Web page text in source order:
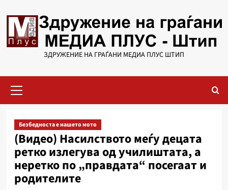
to
content
ЗДРУЖЕНИЕ НА ГРАЃАНИ МЕДИА ПЛУС ШТИП
Menu
Безбедноста е нашето мото
(Видео) Насилството меѓу децата
ретко излегува од училиштата, а
неретко по „правдата“ посегаат и
родителите